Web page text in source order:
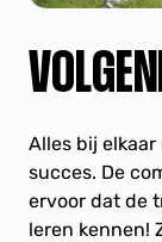
Alles bij
succes. De
ervoor dat de
leren kennen!